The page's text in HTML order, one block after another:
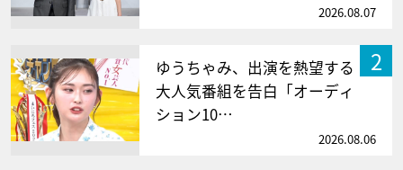
2026.08.07
2
ゆうちゃみ、出演を熱望する
大人気番組を告白「オーディ
ション10…
2026.08.06